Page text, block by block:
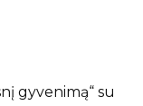
gyvenimą“ su